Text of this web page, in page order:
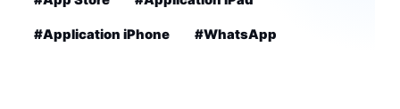
#Application iPhone #WhatsApp